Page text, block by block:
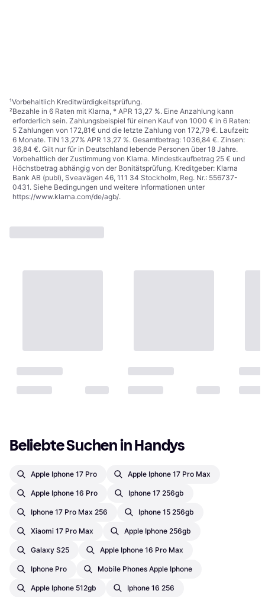
¹Vorbehaltlich Kreditwürdigkeitsprüfung.
²Bezahle in 6 Raten mit Klarna, * APR 13,27 %. Eine Anzahlung kann
erforderlich sein. Zahlungsbeispiel für einen Kauf von 1000 € in 6 Raten:
5 Zahlungen von 172,81€ und die letzte Zahlung von 172,79 €. Laufzeit:
6 Monate. TIN 13,27% APR 13,27 %. Gesamtbetrag: 1036,84 €. Zinsen:
36,84 €. Gilt nur für in Deutschland lebende Personen über 18 Jahre.
Vorbehaltlich der Zustimmung von Klarna. Mindestkaufbetrag 25 € und
Höchstbetrag abhängig von der Bonitätsprüfung. Kreditgeber: Klarna
Bank AB (publ), Sveavägen 46, 111 34 Stockholm, Reg. Nr.: 556737-
0431. Siehe Bedingungen und weitere Informationen unter
https://www.klarna.com/de/agb/.
Beliebte Suchen in Handys
Apple Iphone 17 Pro Apple Iphone 17 Pro Max
Apple Iphone 16 Pro Iphone 17 256gb
Iphone 17 Pro Max 256 Iphone 15 256gb
Xiaomi 17 Pro Max Apple Iphone 256gb
Galaxy S25 Apple Iphone 16 Pro Max
Iphone Pro Mobile Phones Apple Iphone
Apple Iphone 512gb Iphone 16 256